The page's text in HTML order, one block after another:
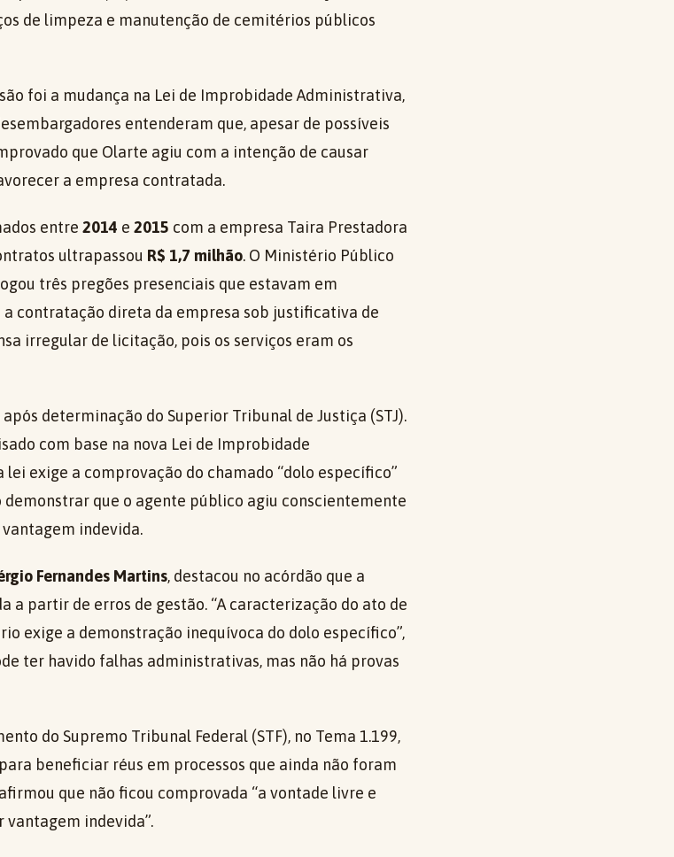
de limpeza e manutenção de cemitérios públicos
foi a mudança na Lei de Improbidade Administrativa,
entenderam que, apesar de possíveis
que Olarte agiu com a intenção de causar
a empresa contratada.
entre 2014 e 2015 com a empresa Taira Prestadora
ultrapassou R$ 1,7 milhão. O Ministério Público
três pregões presenciais que estavam em
a contratação direta da empresa sob justificativa de
irregular de licitação, pois os serviços eram os
determinação do Superior Tribunal de Justiça (STJ).
com base na nova Lei de Improbidade
exige a comprovação do chamado “dolo específico”
demonstrar que o agente público agiu conscientemente
indevida.
Fernandes Martins, destacou no acórdão que a
a partir de erros de gestão. “A caracterização do ato de
exige a demonstração inequívoca do dolo específico”,
ter havido falhas administrativas, mas não há provas
do Supremo Tribunal Federal (STF), no Tema 1.199,
beneficiar réus em processos que ainda não foram
que não ficou comprovada “a vontade livre e
indevida”.